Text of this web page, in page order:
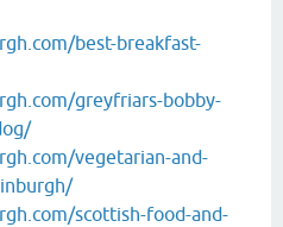
best-breakfast-
greyfriars-bobby-
vegetarian-and-
scottish-food-and-